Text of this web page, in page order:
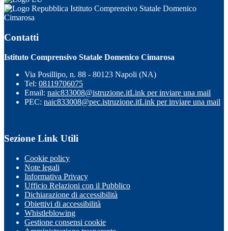
Istituto Comprensivo Statale Domenico
Cimarosa
Contatti
Istituto Comprensivo Statale Domenico Cimarosa
Via Posillipo, n. 88 - 80123 Napoli (NA)
Tel: 08119706075
Email: naic833008@istruzione.itLink per inviare una mail
PEC: naic833008@pec.istruzione.itLink per inviare una mail
Sezione Link Utili
Cookie policy
Note legali
Informativa Privacy
Ufficio Relazioni con il Pubblico
Dichiarazione di accessibilità
Obiettivi di accessibilità
Whistleblowing
Gestione consensi cookie